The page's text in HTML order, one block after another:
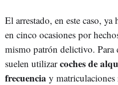
El arrestado, en este caso,
en cinco ocasiones por
mismo patrón delictivo.
suelen utilizarcoches de
frecuencia y matriculaciones